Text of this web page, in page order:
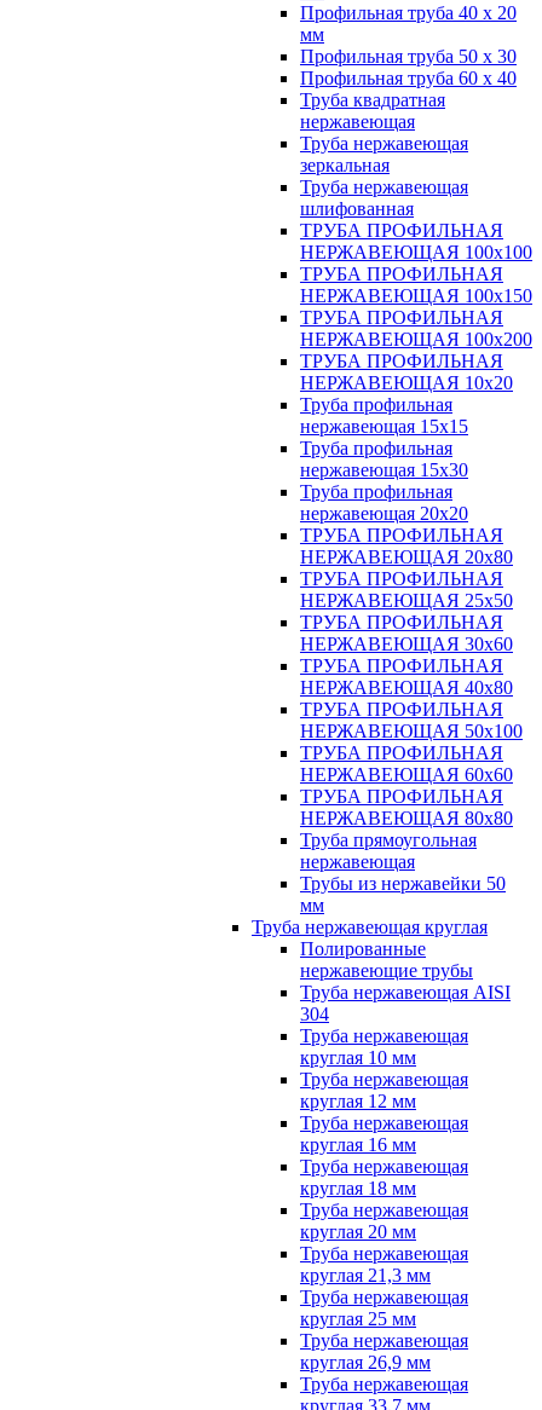
Профильная труба 40 х 20
мм
Профильная труба 50 х 30
Профильная труба 60 х 40
Труба квадратная
нержавеющая
Труба нержавеющая
зеркальная
Труба нержавеющая
шлифованная
ТРУБА ПРОФИЛЬНАЯ
НЕРЖАВЕЮЩАЯ 100х100
ТРУБА ПРОФИЛЬНАЯ
НЕРЖАВЕЮЩАЯ 100х150
ТРУБА ПРОФИЛЬНАЯ
НЕРЖАВЕЮЩАЯ 100х200
ТРУБА ПРОФИЛЬНАЯ
НЕРЖАВЕЮЩАЯ 10х20
Труба профильная
нержавеющая 15х15
Труба профильная
нержавеющая 15х30
Труба профильная
нержавеющая 20х20
ТРУБА ПРОФИЛЬНАЯ
НЕРЖАВЕЮЩАЯ 20х80
ТРУБА ПРОФИЛЬНАЯ
НЕРЖАВЕЮЩАЯ 25х50
ТРУБА ПРОФИЛЬНАЯ
НЕРЖАВЕЮЩАЯ 30х60
ТРУБА ПРОФИЛЬНАЯ
НЕРЖАВЕЮЩАЯ 40х80
ТРУБА ПРОФИЛЬНАЯ
НЕРЖАВЕЮЩАЯ 50х100
ТРУБА ПРОФИЛЬНАЯ
НЕРЖАВЕЮЩАЯ 60х60
ТРУБА ПРОФИЛЬНАЯ
НЕРЖАВЕЮЩАЯ 80х80
Труба прямоугольная
нержавеющая
Трубы из нержавейки 50
мм
Труба нержавеющая круглая
Полированные
нержавеющие трубы
Труба нержавеющая AISI
304
Труба нержавеющая
круглая 10 мм
Труба нержавеющая
круглая 12 мм
Труба нержавеющая
круглая 16 мм
Труба нержавеющая
круглая 18 мм
Труба нержавеющая
круглая 20 мм
Труба нержавеющая
круглая 21,3 мм
Труба нержавеющая
круглая 25 мм
Труба нержавеющая
круглая 26,9 мм
Труба нержавеющая
круглая 33,7 мм